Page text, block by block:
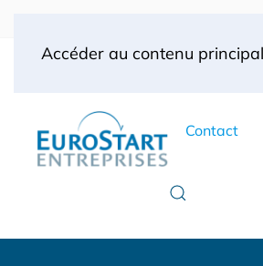
Accéder au contenu principal
Contact